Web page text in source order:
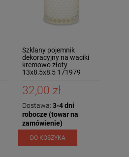
Szklany pojemnik
dekoracyjny na waciki
kremowo złoty
13x8,5x8,5 171979
32,00 zł
Dostawa: 3-4 dni
robocze (towar na
zamówienie)
DO KOSZYKA